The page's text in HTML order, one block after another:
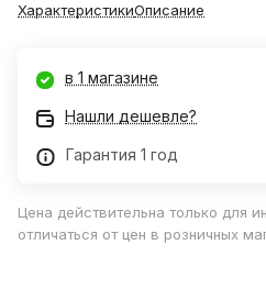
ХарактеристикиОписание
в 1 магазине
Нашли дешевле?
Гарантия 1 год
Цена действительна только для
отличаться от цен в розничных